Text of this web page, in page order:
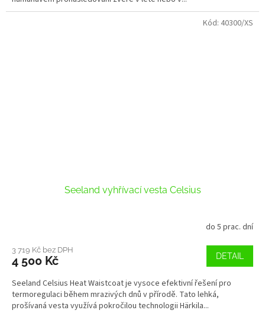
Seeland vyhřívací vesta Celsius
do 5 prac. dní
3 719 Kč bez DPH
4 500 Kč DETAIL
Seeland Celsius Heat Waistcoat je vysoce efektivní řešení pro
termoregulaci během mrazivých dnů v přírodě. Tato lehká,
prošívaná vesta využívá pokročilou technologii Härkila...
Kód: 40300/XS